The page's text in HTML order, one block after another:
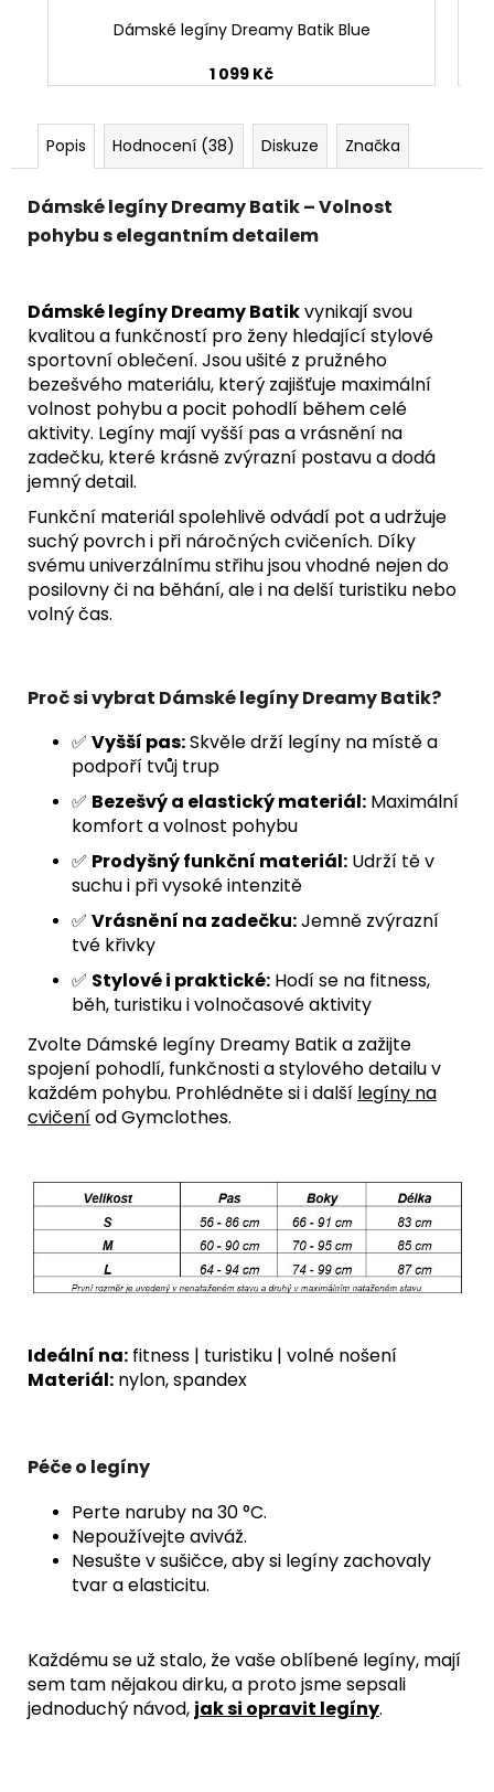
Dámské legíny Dreamy Batik Blue
1 099 Kč
Popis Hodnocení (38) Diskuze Značka
Dámské legíny Dreamy Batik – Volnost
pohybu s elegantním detailem
Dámské legíny Dreamy Batikvynikají svou
kvalitou a funkčností pro ženy hledající stylové
sportovní oblečení. Jsou ušité z pružného
bezešvého materiálu, který zajišťuje maximální
volnost pohybu a pocit pohodlí během celé
aktivity. Legíny mají vyšší pas a vrásnění na
zadečku, které krásně zvýrazní postavu a dodá
jemný detail.
Funkční materiál spolehlivě odvádí pot a udržuje
suchý povrch i při náročných cvičeních. Díky
svému univerzálnímu střihu jsou vhodné nejen do
posilovny či na běhání, ale i na delší turistiku nebo
volný čas.
Proč si vybrat Dámské legíny Dreamy Batik?
✅ Vyšší pas:Skvěle drží legíny na místě a
podpoří tvůj trup
✅ Bezešvý a elastický materiál: Maximální
komfort a volnost pohybu
✅ Prodyšný funkční materiál: Udrží tě v
suchu i při vysoké intenzitě
✅ Vrásnění na zadečku:Jemně zvýrazní
tvé křivky
✅ Stylové i praktické: Hodí se na fitness,
běh, turistiku i volnočasové aktivity
Zvolte Dámské legíny Dreamy Batik a zažijte
spojení pohodlí, funkčnosti a stylového detailu v
každém pohybu. Prohlédněte si i další legíny na
cvičeníod Gymclothes.
Ideální na: fitness | turistiku | volné nošení
Materiál: nylon, spandex
Péče o legíny
Perte naruby na 30 °C.
Nepoužívejte aviváž.
Nesušte v sušičce, aby si legíny zachovaly
tvar a elasticitu.
Každému se už stalo, že vaše oblíbené legíny, mají
sem tam nějakou dirku, a proto jsme sepsali
jednoduchý návod, jak si opravit legíny.